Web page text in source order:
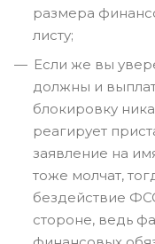
размера
листу;
Если же вы
должны и
блокировку
реагирует
заявление на
тоже молчат,
бездействие
стороне, ведь